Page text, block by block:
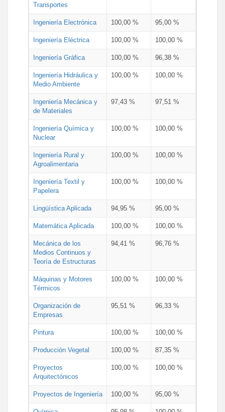
Transportes
Ingeniería Electrónica 100,00 % 95,00 %
Ingeniería Eléctrica 100,00 % 100,00 %
Ingeniería Gráfica 100,00 % 96,38 %
Ingeniería Hidráulica y
Medio Ambiente
100,00 % 100,00 %
Ingeniería Mecánica y
de Materiales
97,43 % 97,51 %
Ingeniería Química y
Nuclear
100,00 % 100,00 %
Ingeniería Rural y
Agroalimentaria
100,00 % 100,00 %
Ingeniería Textil y
Papelera
100,00 % 100,00 %
Lingüística Aplicada 94,95 % 95,00 %
Matemática Aplicada 100,00 % 100,00 %
Mecánica de los
Medios Continuos y
Teoría de Estructuras
94,41 % 96,76 %
Máquinas y Motores
Térmicos
100,00 % 100,00 %
Organización de
Empresas
95,51 % 96,33 %
Pintura 100,00 % 100,00 %
Producción Vegetal 100,00 % 87,35 %
Proyectos
Arquitectónicos
100,00 % 100,00 %
Proyectos de Ingeniería 100,00 % 95,00 %